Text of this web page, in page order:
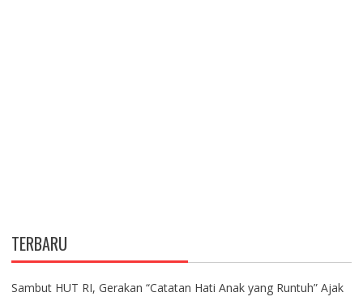
TERBARU
Sambut HUT RI, Gerakan “Catatan Hati Anak yang Runtuh” Ajak